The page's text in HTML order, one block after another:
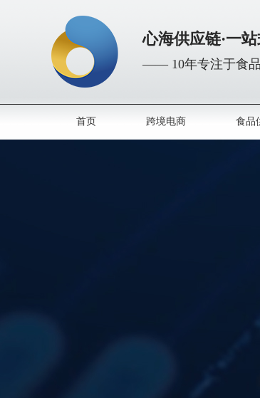
心海供应链·一
—— 10年专注于食
首页 跨境电商 食品